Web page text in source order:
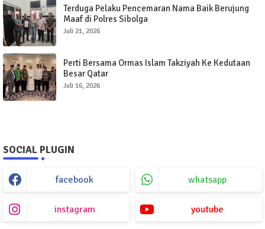
Terduga Pelaku Pencemaran Nama Baik Berujung
Maaf di Polres Sibolga
Juli 21, 2026
Perti Bersama Ormas Islam Takziyah Ke Kedutaan
Besar Qatar
Juli 16, 2026
SOCIAL PLUGIN
facebook whatsapp
instagram youtube